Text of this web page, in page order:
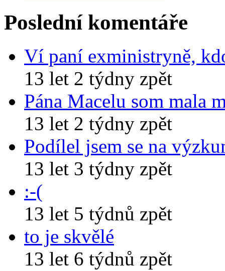
Poslední komentáře
Ví paní exministryně,
13 let 2 týdny zpět
Pána Macelu som mala
13 let 2 týdny zpět
Podílel jsem se na
13 let 3 týdny zpět
:-(
13 let 5 týdnů zpět
to je skvělé
13 let 6 týdnů zpět